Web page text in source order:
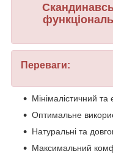
Переваги:
Мінімалістичний
Оптимальне
Натуральні та
Максимальний